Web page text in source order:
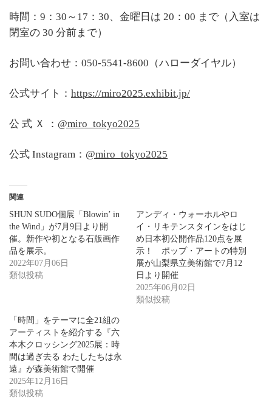
時間：9：30～17：30、金曜日は 20：00 まで（入室は
閉室の 30 分前まで）
お問い合わせ：050-5541-8600（ハローダイヤル）
公式サイト： https://miro2025.exhibit.jp/
公 式 Ｘ ： @miro_tokyo2025
公式 Instagram ： @miro_tokyo2025
関連
SHUN SUDO個展「Blowin’ in
the Wind」が7月9日より開
催。新作や初となる石版画作
品を展示。
2022年07月06日
類似投稿
アンディ・ウォーホルやロ
イ・リキテンスタインをはじ
め日本初公開作品120点を展
示！ ポップ・アートの特別
展が山梨県立美術館で7月12
日より開催
2025年06月02日
類似投稿
「時間」をテーマに全21組の
アーティストを紹介する『六
本木クロッシング2025展：時
間は過ぎ去る わたしたちは永
遠』が森美術館で開催
2025年12月16日
類似投稿